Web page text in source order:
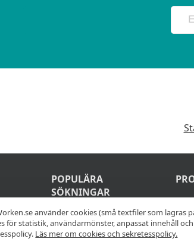
POPULÄRA
SÖKNINGAR
After work
Stockholm
använder cookies (små textfiler som
för statistik, användarmönster, anpassat innehåll
Läs mer om cookies och sekretesspolicy.